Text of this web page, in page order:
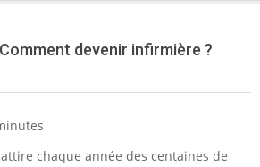
devenir infirmière ?
chaque année des centaines de